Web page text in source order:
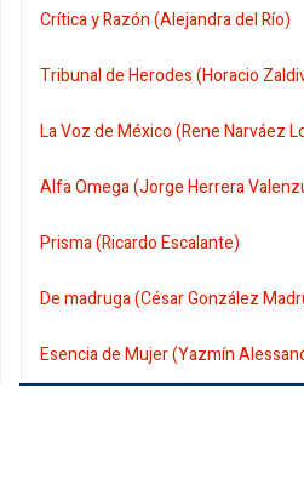
Crítica y Razón (Alejandra del Río)
Tribunal de Herodes (Horacio
La Voz de México (Rene Narváez
Alfa Omega (Jorge Herrera
Prisma (Ricardo Escalante)
De madruga (César González
Esencia de Mujer (Yazmín